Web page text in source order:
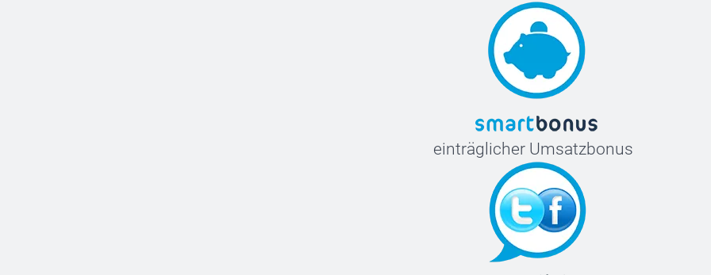
einträglicher Umsatzbonus